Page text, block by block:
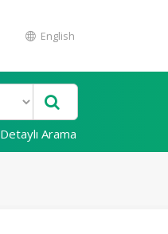
English
Detaylı Arama